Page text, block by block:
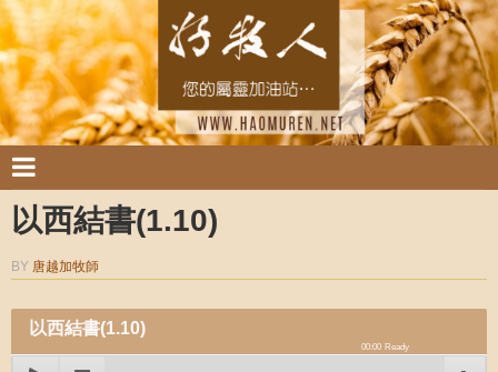
以西結書(1.10)
BY 唐越加牧師
以西結書(1.10)
00:00 Ready